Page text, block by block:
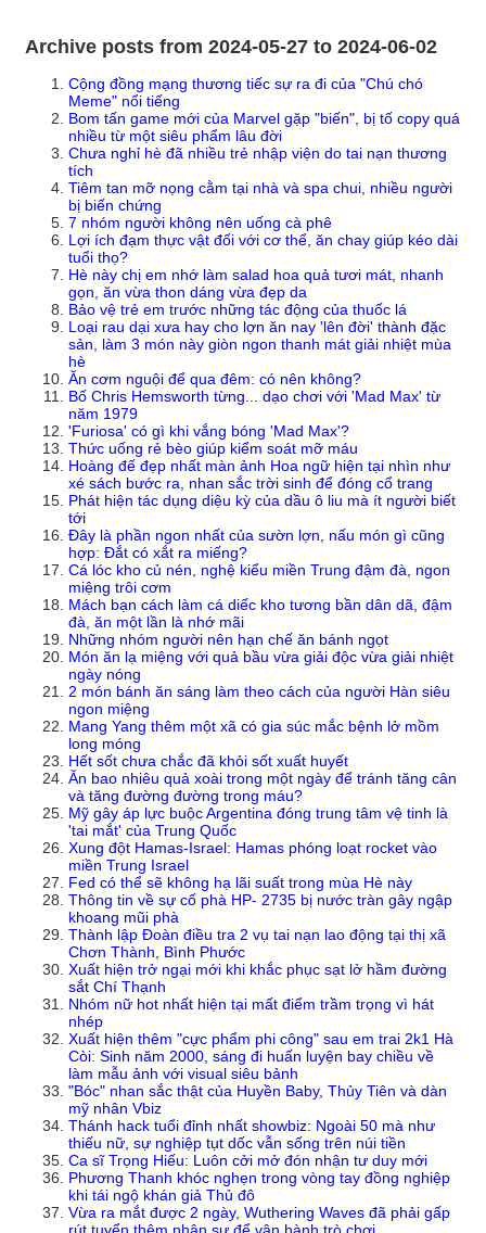
Archive posts from 2024-05-27 to 2024-06-02
Cộng đồng mạng thương tiếc sự ra đi của "Chú chó
Meme" nổi tiếng
Bom tấn game mới của Marvel gặp "biến", bị tố copy quá
nhiều từ một siêu phẩm lâu đời
Chưa nghỉ hè đã nhiều trẻ nhập viện do tai nạn thương
tích
Tiêm tan mỡ nọng cằm tại nhà và spa chui, nhiều người
bị biến chứng
7 nhóm người không nên uống cà phê
Lợi ích đạm thực vật đối với cơ thể, ăn chay giúp kéo dài
tuổi thọ?
Hè này chị em nhớ làm salad hoa quả tươi mát, nhanh
gọn, ăn vừa thon dáng vừa đẹp da
Bảo vệ trẻ em trước những tác động của thuốc lá
Loại rau dại xưa hay cho lợn ăn nay 'lên đời' thành đặc
sản, làm 3 món này giòn ngon thanh mát giải nhiệt mùa
hè
Ăn cơm nguội để qua đêm: có nên không?
Bố Chris Hemsworth từng... dạo chơi với 'Mad Max' từ
năm 1979
'Furiosa' có gì khi vắng bóng 'Mad Max'?
Thức uống rẻ bèo giúp kiểm soát mỡ máu
Hoàng đế đẹp nhất màn ảnh Hoa ngữ hiện tại nhìn như
xé sách bước ra, nhan sắc trời sinh để đóng cổ trang
Phát hiện tác dụng diệu kỳ của dầu ô liu mà ít người biết
tới
Đây là phần ngon nhất của sườn lợn, nấu món gì cũng
hợp: Đắt có xắt ra miếng?
Cá lóc kho củ nén, nghệ kiểu miền Trung đậm đà, ngon
miệng trôi cơm
Mách bạn cách làm cá diếc kho tương bần dân dã, đậm
đà, ăn một lần là nhớ mãi
Những nhóm người nên hạn chế ăn bánh ngọt
Món ăn lạ miệng với quả bầu vừa giải độc vừa giải nhiệt
ngày nóng
2 món bánh ăn sáng làm theo cách của người Hàn siêu
ngon miệng
Mang Yang thêm một xã có gia súc mắc bệnh lở mồm
long móng
Hết sốt chưa chắc đã khỏi sốt xuất huyết
Ăn bao nhiêu quả xoài trong một ngày để tránh tăng cân
và tăng đường đường trong máu?
Mỹ gây áp lực buộc Argentina đóng trung tâm vệ tinh là
'tai mắt' của Trung Quốc
Xung đột Hamas-Israel: Hamas phóng loạt rocket vào
miền Trung Israel
Fed có thể sẽ không hạ lãi suất trong mùa Hè này
Thông tin về sự cố phà HP- 2735 bị nước tràn gây ngập
khoang mũi phà
Thành lập Đoàn điều tra 2 vụ tai nạn lao động tại thị xã
Chơn Thành, Bình Phước
Xuất hiện trở ngại mới khi khắc phục sạt lở hầm đường
sắt Chí Thạnh
Nhóm nữ hot nhất hiện tại mất điểm trầm trọng vì hát
nhép
Xuất hiện thêm "cực phẩm phi công" sau em trai 2k1 Hà
Còi: Sinh năm 2000, sáng đi huấn luyện bay chiều về
làm mẫu ảnh với visual siêu bảnh
"Bóc" nhan sắc thật của Huyền Baby, Thủy Tiên và dàn
mỹ nhân Vbiz
Thánh hack tuổi đỉnh nhất showbiz: Ngoài 50 mà như
thiếu nữ, sự nghiệp tụt dốc vẫn sống trên núi tiền
Ca sĩ Trọng Hiếu: Luôn cởi mở đón nhận tư duy mới
Phương Thanh khóc nghẹn trong vòng tay đồng nghiệp
khi tái ngộ khán giả Thủ đô
Vừa ra mắt được 2 ngày, Wuthering Waves đã phải gấp